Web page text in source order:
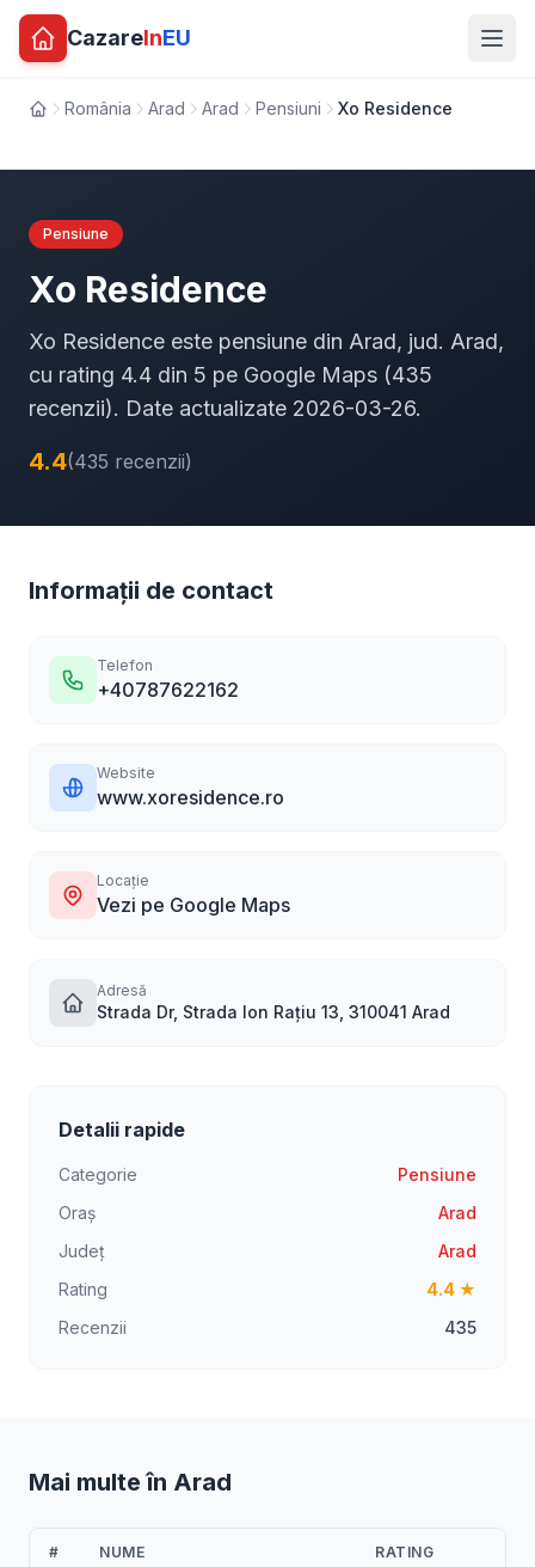
CazareInEU
AcasăRomânia Arad Arad Pensiuni Xo Residence
Pensiune
Xo Residence
Xo Residence este pensiune din Arad, jud. Arad,
cu rating 4.4 din 5 pe Google Maps (435
recenzii). Date actualizate 2026-03-26.
4.4(435 recenzii)
Informații de contact
Telefon
+40787622162
Website
www.xoresidence.ro
Locație
Vezi pe Google Maps
Adresă
Strada Dr, Strada Ion Rațiu 13, 310041 Arad
Detalii rapide
Categorie
Pensiune
Oraș
Arad
Județ
Arad
Rating
4.4 ★
Recenzii
435
Mai multe în Arad
# NUME RATING